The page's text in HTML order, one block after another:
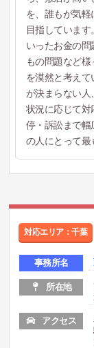
を、誰もが気
目指していま
いったお金の
もの問題など
を漠然と考え
が決まらない人
状況に応じて対
停・訴訟まで幅
の人にとって最
対応エリア：千葉
事務所名
所在地
アクセス